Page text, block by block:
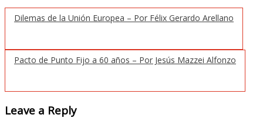
Dilemas de la Unión Europea – Por Félix Gerardo Arellano
Pacto de Punto Fijo a 60 años – Por Jesús Mazzei Alfonzo
Leave a Reply